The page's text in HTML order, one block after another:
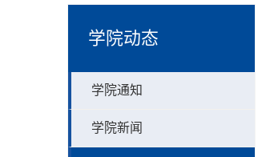
学院动态
学院通知
学院新闻